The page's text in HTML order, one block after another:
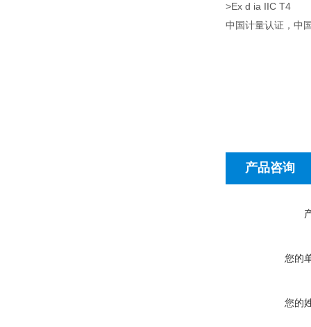
>Ex d ia IIC T4
中国计量认证，中
产品咨询
您的
您的